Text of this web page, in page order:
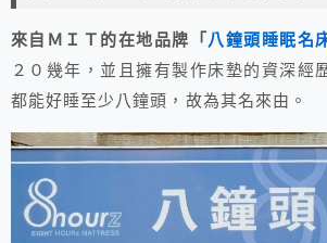
來自ＭＩＴ的在地品牌「 八鐘頭睡眠名
２０幾年，並且擁有製作床墊的資深經
都能好睡至少八鐘頭，故為其名來由。